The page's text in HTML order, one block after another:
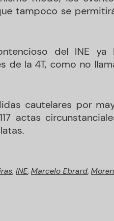
tampoco se
del INE ya
de la 4T, como no
cautelares por
actas
, INE, Marcelo Ebrard,